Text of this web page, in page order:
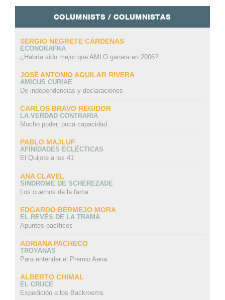
COLUMNISTS / COLUMNISTAS
SERGIO NEGRETE CÁRDENAS
ECONOKAFKA
¿Habría sido mejor que AMLO ganara en 2006?
JOSÉ ANTONIO AGUILAR RIVERA
AMICUS CURIAE
De independencias y declaraciones
CARLOS BRAVO REGIDOR
LA VERDAD CONTRARIA
Mucho poder, poca capacidad
PABLO MAJLUF
AFINIDADES ECLÉCTICAS
El Quijote a los 41
ANA CLAVEL
SÍNDROME DE SCHEREZADE
Los cuernos de la fama
EDGARDO BERMEJO MORA
EL REVÉS DE LA TRAMA
Apuntes pacíficos
ADRIANA PACHECO
TROYANAS
Para entender el Premio Aena
ALBERTO CHIMAL
EL CRUCE
Expedición a los Backrooms